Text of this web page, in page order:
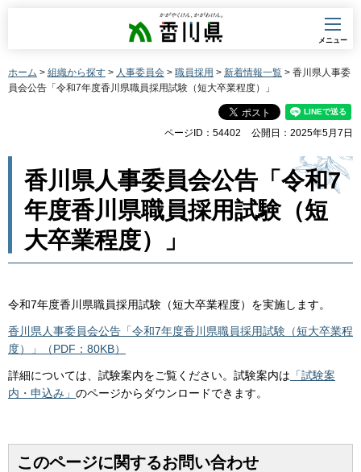
香川県
メニュー
ホーム > 組織から探す > 人事委員会 > 職員採用 > 新着情報一覧 > 香川県人事委
員会公告「令和7年度香川県職員採用試験（短大卒業程度）」
ページID：54402 公開日：2025年5月7日
香川県人事委員会公告「令和7
年度香川県職員採用試験（短
大卒業程度）」
令和7年度香川県職員採用試験（短大卒業程度）を実施します。
香川県人事委員会公告「令和7年度香川県職員採用試験（短大卒業程
度）」（PDF：80KB）
詳細については、試験案内をご覧ください。試験案内は 「試験案
内・申込み」 のページからダウンロードできます。
このページに関するお問い合わせ